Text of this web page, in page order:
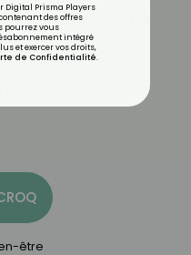
ne
cette
être
Digital Prisma Players
des offres
pourrez vous
intégré
et exercer vos droits,
de Confidentialité.